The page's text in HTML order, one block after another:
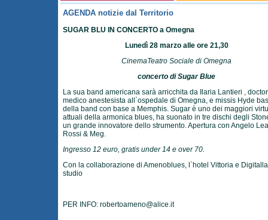
AGENDA notizie dal Territorio
SUGAR BLU IN CONCERTO a Omegna
Lunedì 28 marzo alle ore 21,30
CinemaTeatro Sociale di Omegna
concerto di Sugar Blue
La sua band americana sarà arricchita da Ilaria Lantieri ,
medico anestesista all`ospedale di Omegna, e missis Hyde
della band con base a Memphis. Sugar è uno dei maggiori
attuali della armonica blues, ha suonato in tre dischi degli
un grande innovatore dello strumento. Apertura con Angelo
Rossi & Meg.
Ingresso 12 euro, gratis under 14 e over 70.
Con la collaborazione di Amenoblues, l`hotel Vittoria e
studio
PER INFO: robertoameno@alice.it